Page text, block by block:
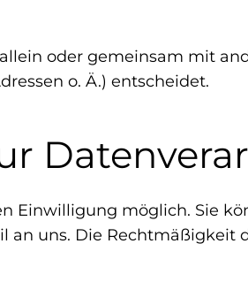
oder gemeinsam mit
o. Ä.) entscheidet.
Einwilligung möglich. Sie
uns. Die Rechtmäßigkeit